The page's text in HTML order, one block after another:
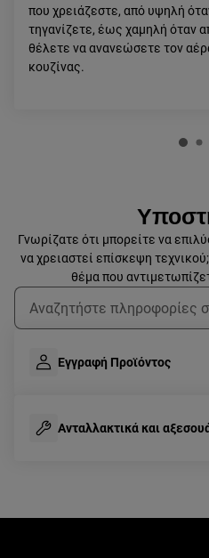
που χρειάζεστε, από υψηλή
τηγανίζετε, έως χαμηλή όταν
θέλετε να ανανεώσετε τον
κουζίνας.
Γνωρίζατε ότι μπορείτε να
να χρειαστεί επίσκεψη
θέμα που
Τύπος για αναζήτηση άρθρων
Εγγραφή Προϊόντος
Ανταλλακτικά και